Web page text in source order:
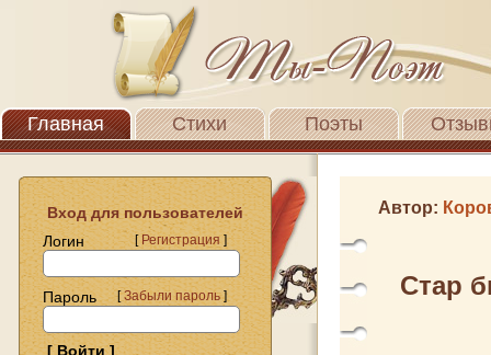
Главная Стихи Поэты
Вход для пользователей
Логин
[Регистрация]
Пароль [Забыли пароль]
Автор:
Стар